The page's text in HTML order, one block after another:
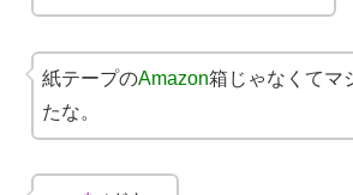
紙テープのAmazon箱じゃなくてマ
たな。